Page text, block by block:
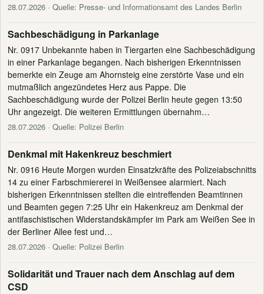
28.07.2026 · Quelle: Presse- und Informationsamt des Landes Berlin
Sachbeschädigung in Parkanlage
Nr. 0917 Unbekannte haben in Tiergarten eine Sachbeschädigung
in einer Parkanlage begangen. Nach bisherigen Erkenntnissen
bemerkte ein Zeuge am Ahornsteig eine zerstörte Vase und ein
mutmaßlich angezündetes Herz aus Pappe. Die
Sachbeschädigung wurde der Polizei Berlin heute gegen 13:50
Uhr angezeigt. Die weiteren Ermittlungen übernahm…
28.07.2026 · Quelle: Polizei Berlin
Denkmal mit Hakenkreuz beschmiert
Nr. 0916 Heute Morgen wurden Einsatzkräfte des Polizeiabschnitts
14 zu einer Farbschmiererei in Weißensee alarmiert. Nach
bisherigen Erkenntnissen stellten die eintreffenden Beamtinnen
und Beamten gegen 7:25 Uhr ein Hakenkreuz am Denkmal der
antifaschistischen Widerstandskämpfer im Park am Weißen See in
der Berliner Allee fest und…
28.07.2026 · Quelle: Polizei Berlin
Solidarität und Trauer nach dem Anschlag auf dem
CSD